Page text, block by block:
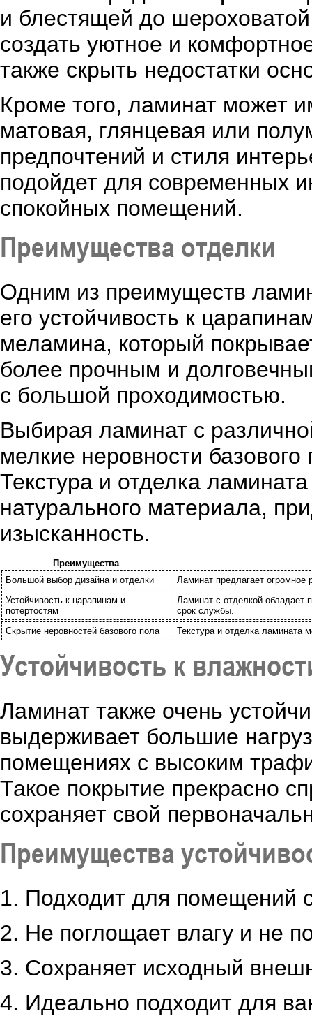
и блестящей до
создать уютное и
также скрыть недостатки
Кроме того, ламинат может
матовая, глянцевая или
предпочтений и стиля
подойдет для современных
спокойных помещений.
Преимущества отделки
Одним из преимуществ
его устойчивость к
меламина, который
более прочным и
с большой проходимостью.
Выбирая ламинат с
мелкие неровности
Текстура и отделка
натурального материала,
изысканность.
Преимущества
Большой выбор дизайна и отделки
Ламинат предлагает огромное
Устойчивость к царапинам и
потертостям
Ламинат с отделкой обладает
срок службы.
Скрытие неровностей базового пола
Текстура и отделка ламината
Устойчивость к
Ламинат также очень
выдерживает большие
помещениях с высоким
Такое покрытие прекрасно
сохраняет свой
Преимущества
1. Подходит для помещений
2. Не поглощает влагу и не
3. Сохраняет исходный
4. Идеально подходит для